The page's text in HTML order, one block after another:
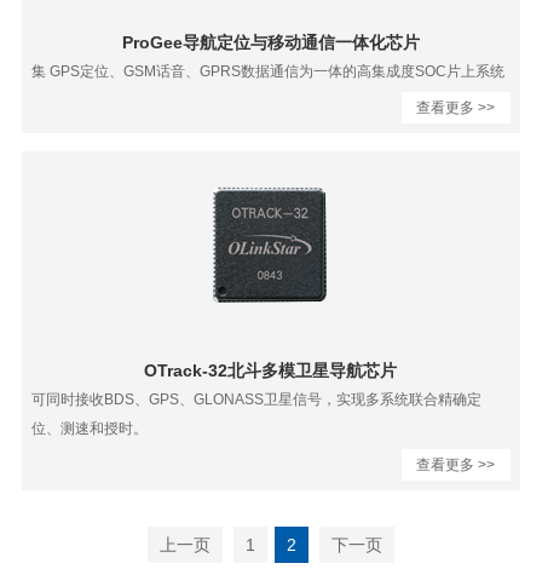
ProGee导航定位与移动通信一体化芯片
集 GPS定位、GSM话音、GPRS数据通信为一体的高集成度SOC片上系统
查看更多 >>
OTrack-32北斗多模卫星导航芯片
可同时接收BDS、GPS、GLONASS卫星信号，实现多系统联合精确定
位、测速和授时。
查看更多 >>
上一页 1 2 下一页